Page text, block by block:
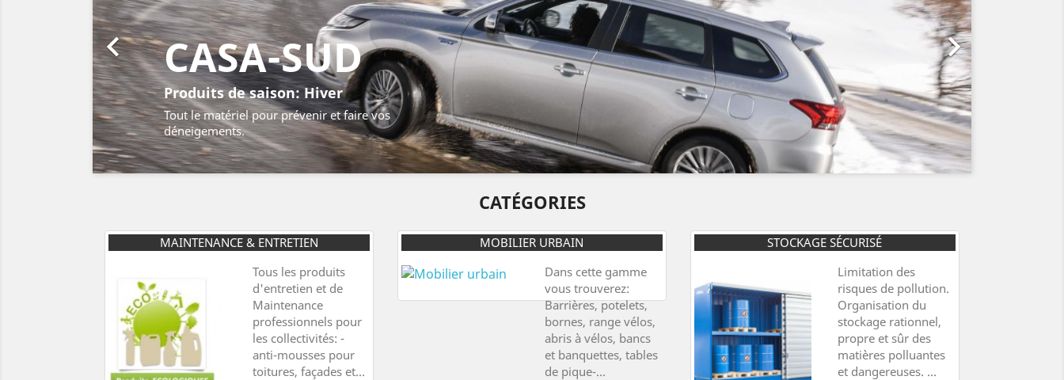
CASA-SUD
Produits de saison: Hiver
Tout le matériel pour prévenir et faire vos
déneigements.
 
CATÉGORIES
MAINTENANCE & ENTRETIEN
Tous les produits
d'entretien et de
Maintenance
professionnels pour
les collectivités: -
anti-mousses pour
toitures, façades et...
MOBILIER URBAIN
Dans cette gamme
vous trouverez:
Barrières, potelets,
bornes, range vélos,
abris à vélos, bancs
et banquettes, tables
de pique-...
STOCKAGE SÉCURISÉ
Limitation des
risques de pollution.
Organisation du
stockage rationnel,
propre et sûr des
matières polluantes
et dangereuses. ...